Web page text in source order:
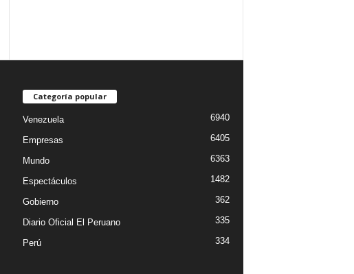
Categoría popular
Venezuela 6940
Empresas 6405
Mundo 6363
Espectáculos 1482
Gobierno 362
Diario Oficial El Peruano 335
Perú 334